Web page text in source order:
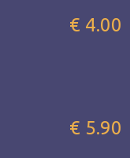
€ 4.00
€ 5.90